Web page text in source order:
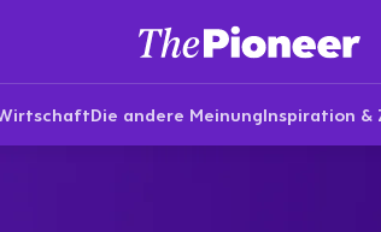
Die andere MeinungInspiration &